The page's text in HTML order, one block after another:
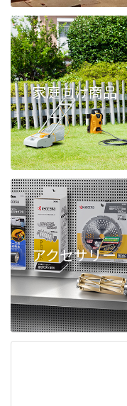
家庭向け商品
アクセサリー